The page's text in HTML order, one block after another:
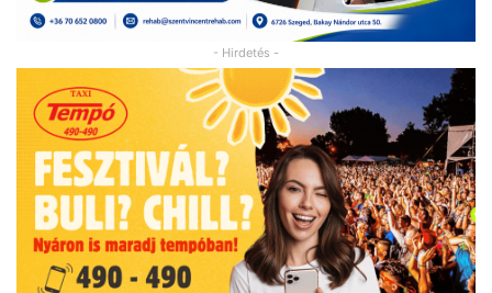
- Hirdetés -